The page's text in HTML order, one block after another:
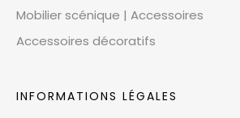
Mobilier scénique | Accessoires
Accessoires décoratifs
INFORMATIONS LÉGALES